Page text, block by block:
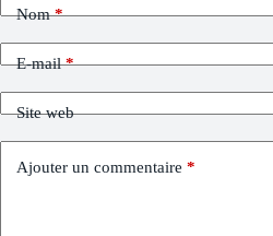
Nom*
E-mail*
Site web
Ajouter un commentaire *